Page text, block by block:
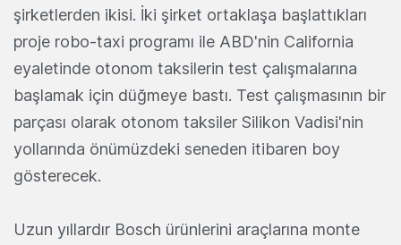
şirketlerden ikisi. İki şirket ortaklaşa başlattıkları
proje robo-taxi programı ile ABD'nin California
eyaletinde otonom taksilerin test çalışmalarına
başlamak için düğmeye bastı. Test çalışmasının bir
parçası olarak otonom taksiler Silikon Vadisi'nin
yollarında önümüzdeki seneden itibaren boy
gösterecek.
Uzun yıllardır Bosch ürünlerini araçlarına monte